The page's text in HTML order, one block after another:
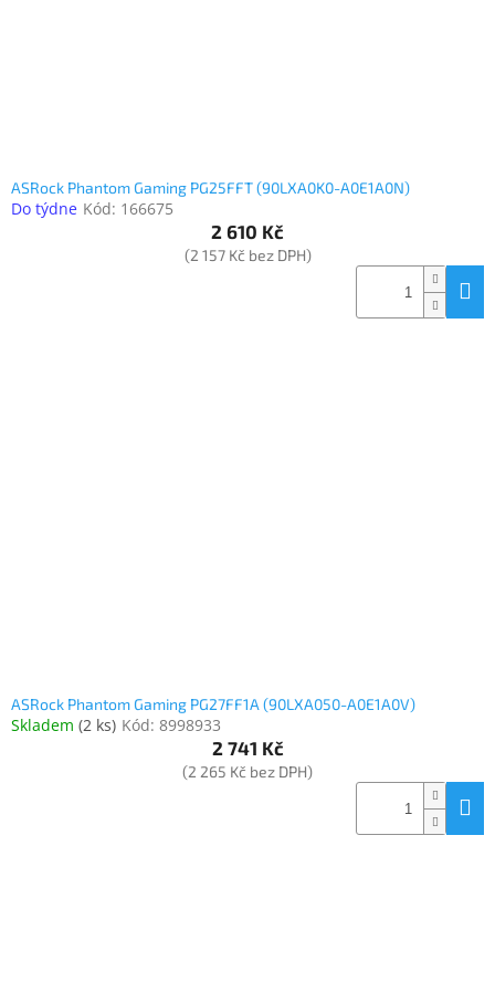
ASRock Phantom Gaming PG25FFT (90LXA0K0-A0E1A0N)
Do týdne Kód: 166675
2 610 Kč
(2 157 Kč bez DPH)
ASRock Phantom Gaming PG27FF1A (90LXA050-A0E1A0V)
Skladem (2 ks) Kód: 8998933
2 741 Kč
(2 265 Kč bez DPH)